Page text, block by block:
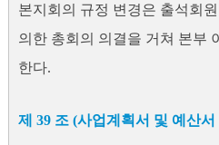
본지회의 규정 변경은 출석회
의한 총회의 의결을 거쳐 본부
한다.
제 39 조 (사업계획서 및 예산서